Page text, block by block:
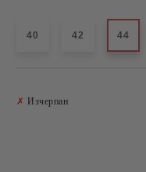
40 42 44
✗ Изчерпан